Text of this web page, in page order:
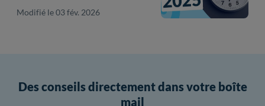
Modifié le 03 fév. 2026
Des conseils directement dans votre boîte
mail